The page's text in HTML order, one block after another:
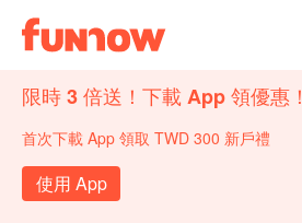
限時 3 倍送！下載 App 領優惠！
首次下載 App 領取 TWD 300 新戶禮
使用 App